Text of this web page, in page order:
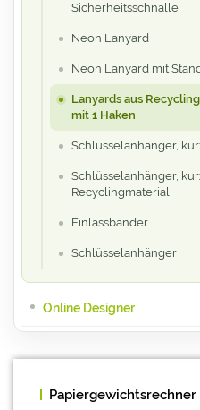
Online Designer
Sicherheitsschnalle
Neon Lanyard
Neon Lanyard mit
Lanyards aus
mit 1 Haken
Schlüsselanhänger,
Schlüsselanhänger,
Recyclingmaterial
Einlassbänder
Schlüsselanhänger
Papiergewichtsrechner